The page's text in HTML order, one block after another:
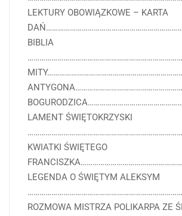
LEKTURY OBOWIĄZKOWE – KARTA
BIBLIA
LAMENT ŚWIĘTOKRZYSKI
KWIATKI ŚWIĘTEGO
LEGENDA O ŚWIĘTYM ALEKSYM
ROZMOWA MISTRZA POLIKARPA ZE